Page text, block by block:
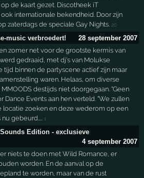
de kaart gezet. Discotheek iT
internationale bekendheid. Door zijn
zaterdags de speciale Gay Nights.20
music verbroedert!
28 september 2007
zomer net voor de grootste kermis van
gedraaid, met dj's van Molukse
tijd binnen de partyscene actief zijn maar
waren. Helaas, om diverse
destijds niet doorgegaan. "Geen
Dance Events aan hen verteld. "We zullen
locatie zoeken en deze wederom op een
nu gebeurd…..1
Edition - exclusieve
4 september 2007
niets te doen met Wild Romance, er
worden. En de aanval op de
te worden, maar van de rust